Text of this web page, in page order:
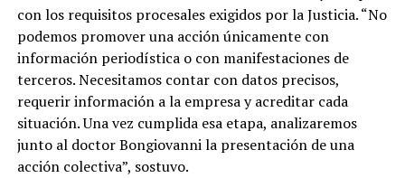
con los requisitos procesales exigidos por la Justicia. “No
podemos promover una acción únicamente con
información periodística o con manifestaciones de
terceros. Necesitamos contar con datos precisos,
requerir información a la empresa y acreditar cada
situación. Una vez cumplida esa etapa, analizaremos
junto al doctor Bongiovanni la presentación de una
acción colectiva”, sostuvo.